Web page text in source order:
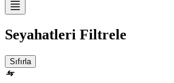
Seyahatleri Filtrele
Sıfırla